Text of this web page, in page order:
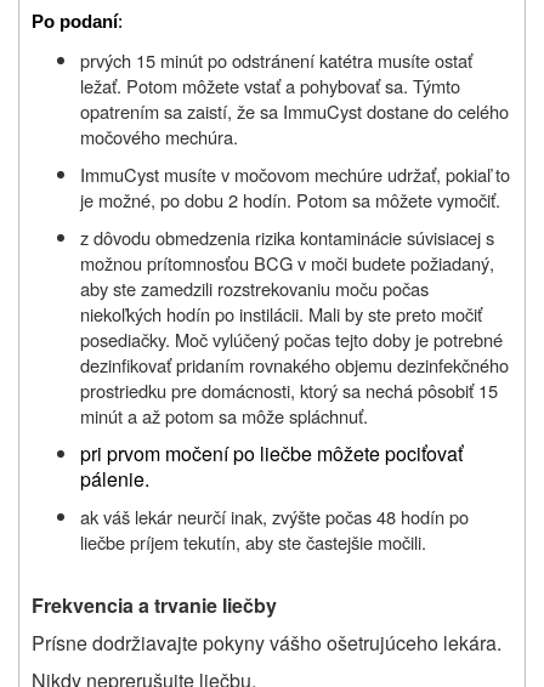
Po podaní:
prvých 15 minút po odstránení katétra musíte ostať
ležať. Potom môžete vstať a pohybovať sa. Týmto
opatrením sa zaistí, že sa ImmuCyst dostane do celého
močového mechúra.
ImmuCyst musíte v močovom mechúre udržať, pokiaľ to
je možné, po dobu 2 hodín. Potom sa môžete vymočiť.
z dôvodu obmedzenia rizika kontaminácie súvisiacej s
možnou prítomnosťou BCG v moči budete požiadaný,
aby ste zamedzili rozstrekovaniu moču počas
niekoľkých hodín po instilácii. Mali by ste preto močiť
posediačky. Moč vylúčený počas tejto doby je potrebné
dezinfikovať pridaním rovnakého objemu dezinfekčného
prostriedku pre domácnosti, ktorý sa nechá pôsobiť 15
minút a až potom sa môže spláchnuť.
pri prvom močení po liečbe môžete pociťovať
pálenie.
ak váš lekár neurčí inak, zvýšte počas 48 hodín po
liečbe príjem tekutín, aby ste častejšie močili.
Frekvencia a trvanie liečby
Prísne dodržiavajte pokyny vášho ošetrujúceho lekára.
Nikdy neprerušujte liečbu.